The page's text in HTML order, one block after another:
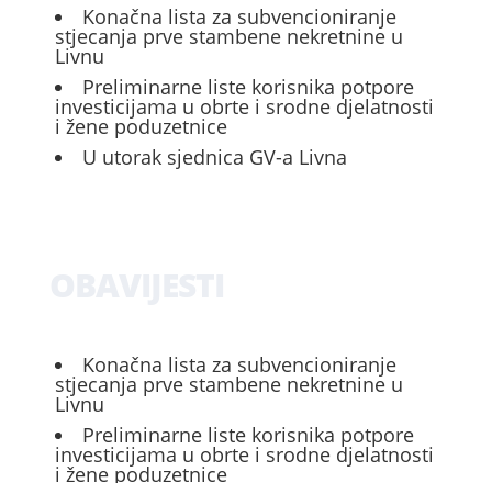
Konačna lista za subvencioniranje
stjecanja prve stambene nekretnine u
Livnu
Preliminarne liste korisnika potpore
investicijama u obrte i srodne djelatnosti
i žene poduzetnice
U utorak sjednica GV-a Livna
Konačna lista za subvencioniranje
stjecanja prve stambene nekretnine u
Livnu
Preliminarne liste korisnika potpore
investicijama u obrte i srodne djelatnosti
i žene poduzetnice